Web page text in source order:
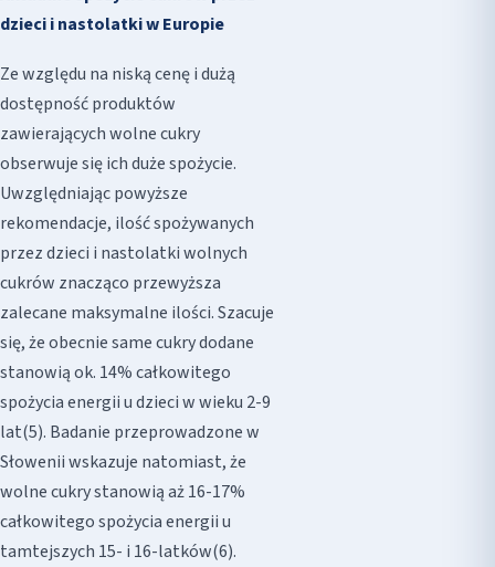
dzieci i nastolatki w Europie
Ze względu na niską cenę i dużą
dostępność produktów
zawierających wolne cukry
obserwuje się ich duże spożycie.
Uwzględniając powyższe
rekomendacje, ilość spożywanych
przez dzieci i nastolatki wolnych
cukrów znacząco przewyższa
zalecane maksymalne ilości. Szacuje
się, że obecnie same cukry dodane
stanowią ok. 14% całkowitego
spożycia energii u dzieci w wieku 2-9
lat(5). Badanie przeprowadzone w
Słowenii wskazuje natomiast, że
wolne cukry stanowią aż 16-17%
całkowitego spożycia energii u
tamtejszych 15- i 16-latków(6).